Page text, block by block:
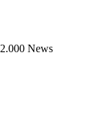
News